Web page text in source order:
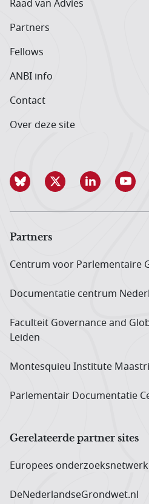
Raad van Advies
Partners
Fellows
ANBI info
Contact
Over deze site
Partners
Centrum voor Parlementaire
Documentatie centrum
Faculteit Governance and
Leiden
Montesquieu Institute
Parlementair Documentatie
Gerelateerde partner sites
Europees onderzoeks­netwerk
DeNederlandseGrondwet.nl